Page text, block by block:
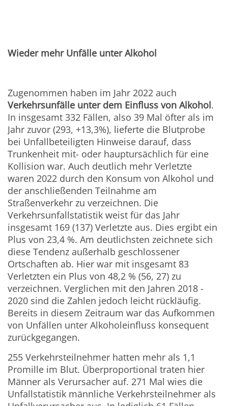
Wieder mehr Unfälle unter Alkohol
Zugenommen haben im Jahr 2022 auch
Verkehrsunfälle unter dem Einfluss von Alkohol.
In insgesamt 332 Fällen, also 39 Mal öfter als im
Jahr zuvor (293, +13,3%), lieferte die Blutprobe
bei Unfallbeteiligten Hinweise darauf, dass
Trunkenheit mit- oder hauptursächlich für eine
Kollision war. Auch deutlich mehr Verletzte
waren 2022 durch den Konsum von Alkohol und
der anschließenden Teilnahme am
Straßenverkehr zu verzeichnen. Die
Verkehrsunfallstatistik weist für das Jahr
insgesamt 169 (137) Verletzte aus. Dies ergibt ein
Plus von 23,4 %. Am deutlichsten zeichnete sich
diese Tendenz außerhalb geschlossener
Ortschaften ab. Hier war mit insgesamt 83
Verletzten ein Plus von 48,2 % (56, 27) zu
verzeichnen. Verglichen mit den Jahren 2018 -
2020 sind die Zahlen jedoch leicht rückläufig.
Bereits in diesem Zeitraum war das Aufkommen
von Unfällen unter Alkoholeinfluss konsequent
zurückgegangen.
255 Verkehrsteilnehmer hatten mehr als 1,1
Promille im Blut. Überproportional traten hier
Männer als Verursacher auf. 271 Mal wies die
Unfallstatistik männliche Verkehrsteilnehmer als